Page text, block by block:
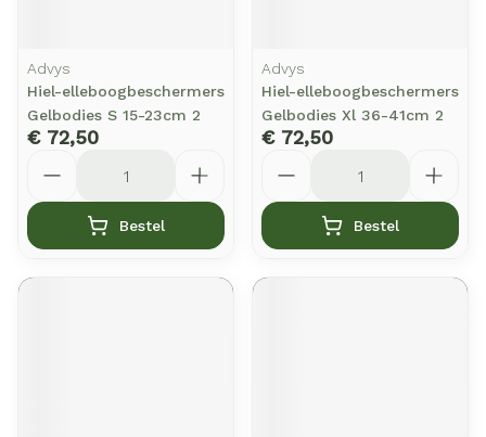
Advys
Hiel-elleboogbeschermers
Gelbodies S 15-23cm 2
€ 72,50
Bestel
Advys
Hiel-elleboogbeschermers
Gelbodies Xl 36-41cm 2
€ 72,50
Bestel